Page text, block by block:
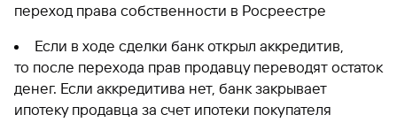
переход права собственности в Росреестре
Если в ходе сделки банк открыл аккредитив,
то после перехода прав продавцу переводят остаток
денег. Если аккредитива нет, банк закрывает
ипотеку продавца за счет ипотеки покупателя